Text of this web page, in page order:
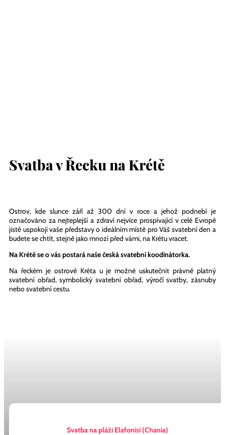
Svatba v Řecku na Krétě
Ostrov, kde slunce září až 300 dní v roce a jehož podnebí je
označováno za nejteplejší a zdraví nejvíce prospívající v celé Evropě
jistě uspokojí vaše představy o ideálním místě pro Váš svatební den a
budete se chtít, stejně jako mnozí před vámi, na Krétu vracet.
Na Krétě se o vás postará naše česká svatební koodinátorka.
Na řeckém je ostrově Kréta u je možné uskutečnit právně platný
svatební obřad, symbolický svatební obřad, výročí svatby, zásnuby
nebo svatební cestu.
Svatba na pláži Elafonisi (Chania)